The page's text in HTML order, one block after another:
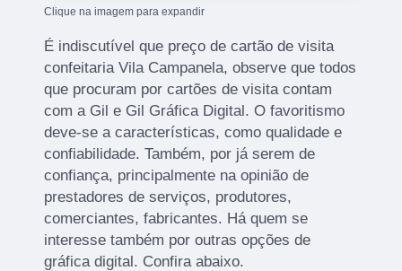
Clique na imagem para expandir
É indiscutível que preço de cartão de visita
confeitaria Vila Campanela, observe que todos
que procuram por cartões de visita contam
com a Gil e Gil Gráfica Digital. O favoritismo
deve-se a características, como qualidade e
confiabilidade. Também, por já serem de
confiança, principalmente na opinião de
prestadores de serviços, produtores,
comerciantes, fabricantes. Há quem se
interesse também por outras opções de
gráfica digital. Confira abaixo.